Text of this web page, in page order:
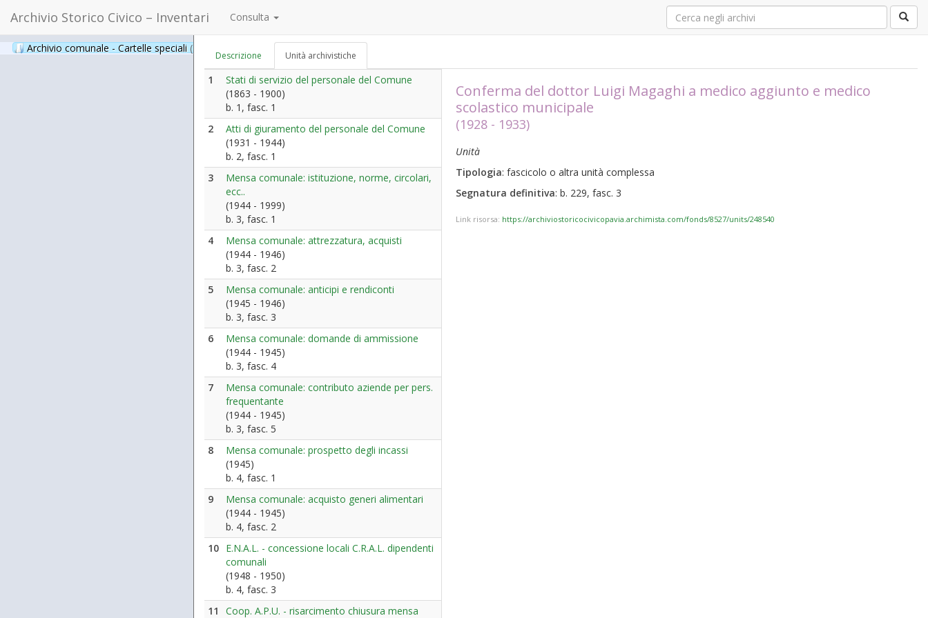
Archivio Storico Civico – Inventari Consulta
Archivio comunale - Cartelle speciali (397)
Descrizione Unità archivistiche
1
Stati di servizio del personale del Comune
(1863 - 1900)
b. 1, fasc. 1
2
Atti di giuramento del personale del Comune
(1931 - 1944)
b. 2, fasc. 1
3
Mensa comunale: istituzione, norme, circolari,
ecc..
(1944 - 1999)
b. 3, fasc. 1
4
Mensa comunale: attrezzatura, acquisti
(1944 - 1946)
b. 3, fasc. 2
5
Mensa comunale: anticipi e rendiconti
(1945 - 1946)
b. 3, fasc. 3
6
Mensa comunale: domande di ammissione
(1944 - 1945)
b. 3, fasc. 4
7
Mensa comunale: contributo aziende per pers.
frequentante
(1944 - 1945)
b. 3, fasc. 5
8
Mensa comunale: prospetto degli incassi
(1945)
b. 4, fasc. 1
9
Mensa comunale: acquisto generi alimentari
(1944 - 1945)
b. 4, fasc. 2
10 E.N.A.L. - concessione locali C.R.A.L. dipendenti
comunali
(1948 - 1950)
b. 4, fasc. 3
11
Coop. A.P.U. - risarcimento chiusura mensa
Conferma del dottor Luigi Magaghi a medico aggiunto e medico
scolastico municipale
(1928 - 1933)
Unità
Tipologia: fascicolo o altra unità complessa
Segnatura definitiva: b. 229, fasc. 3
Link risorsa: https://archiviostoricocivicopavia.archimista.com/fonds/8527/units/248540